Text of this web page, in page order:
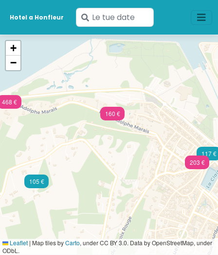
Hotel a Honfleur
Inserisci
le
tue
date
160 €
468 €
203 €
105 €
117 €
+
−
Leaflet | Map tiles byCarto, under CC BY 3.0. Data by OpenStreetMap, under
ODbL.